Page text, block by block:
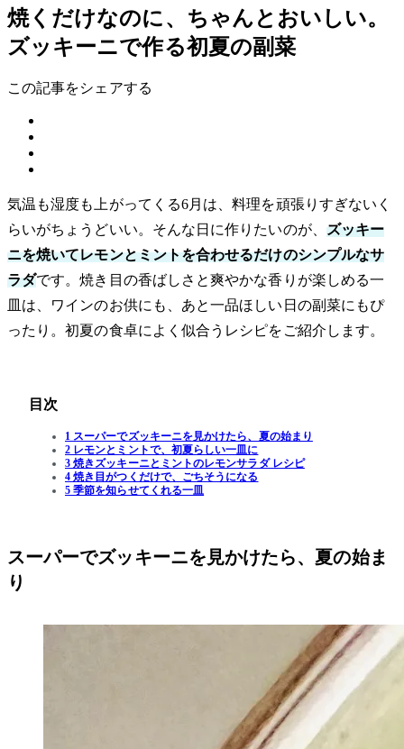
焼くだけなのに、ちゃんとおいしい。
ズッキーニで作る初夏の副菜
この記事をシェアする
気温も湿度も上がってくる6月は、料理を頑張りすぎないく
らいがちょうどいい。そんな日に作りたいのが、 ズッキー
ニを焼いてレモンとミントを合わせるだけのシンプルなサ
ラダです。焼き目の香ばしさと爽やかな香りが楽しめる一
皿は、ワインのお供にも、あと一品ほしい日の副菜にもぴ
ったり。初夏の食卓によく似合うレシピをご紹介します。
目次
1 スーパーでズッキーニを見かけたら、夏の始まり
2 レモンとミントで、初夏らしい一皿に
3 焼きズッキーニとミントのレモンサラダ レシピ
4 焼き目がつくだけで、ごちそうになる
5 季節を知らせてくれる一皿
スーパーでズッキーニを見かけたら、夏の始ま
り